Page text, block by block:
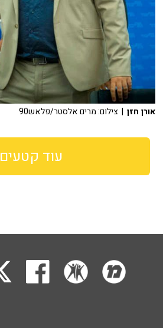
אורן חזן | צילום: מרים אלסטר/פלאש90
עוד קטעים